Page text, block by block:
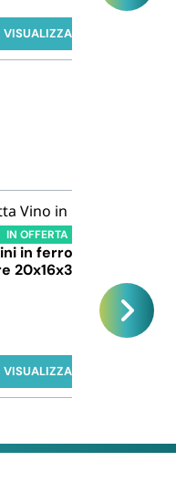
VISUALIZZA
IN OFFERTA
in ferro, 3 ripiani da
20x16x34 cm
11,40 -19%
VISUALIZZA